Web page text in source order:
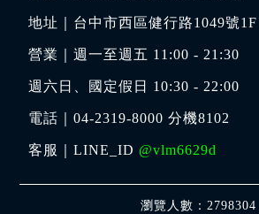
地址｜ 台中市西區健行路1049號1F
營業｜週一至週五 11:00 - 21:30
週六日、國定假日 10:30 - 22:00
電話｜04-2319-8000 分機8102
客服｜LINE_ID @vlm6629d
瀏覽人數：2798304